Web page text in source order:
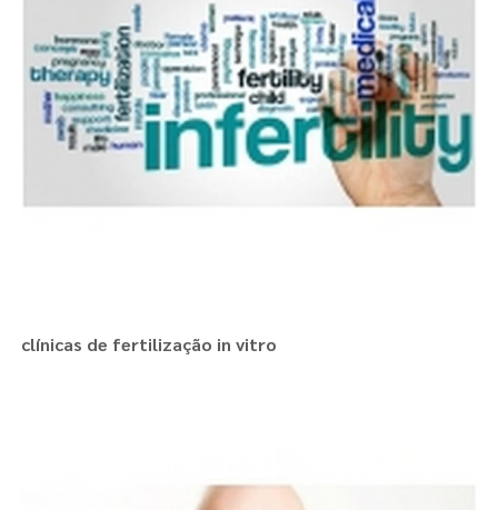
clínicas de fertilização in vitro